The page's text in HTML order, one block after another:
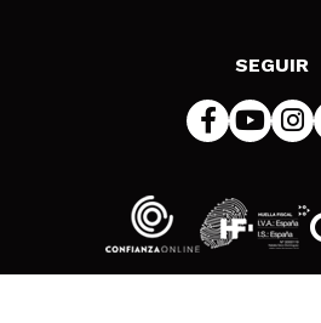
SEGUIR